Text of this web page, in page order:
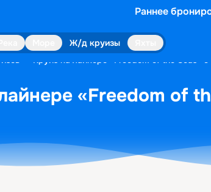
Раннее
Ж/д круизы
Круиз на лайнере «Freedom of the Seas»
«Freedom of